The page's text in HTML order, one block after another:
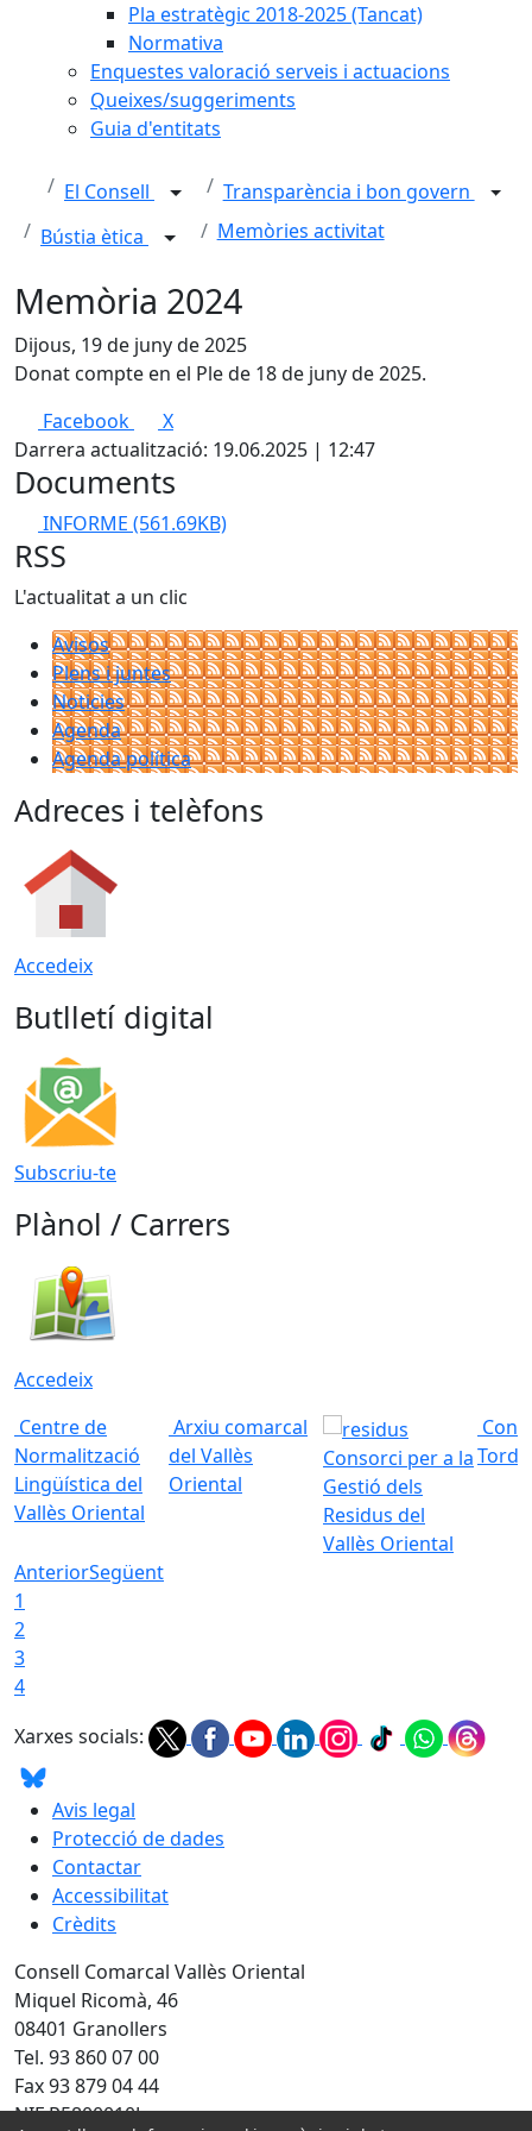
Pla estratègic 2018-2025 (Tancat)
Normativa
Enquestes valoració serveis i actuacions
Queixes/suggeriments
Guia d'entitats
El Consell
Transparència i bon govern
Bústia ètica
Memòries activitat
Memòria 2024
Dijous, 19 de juny de 2025
Donat compte en el Ple de 18 de juny de 2025.
Facebook
X
Darrera actualització: 19.06.2025 | 12:47
Documents
INFORME (561.69KB)
RSS
L'actualitat a un clic
Avisos
Plens i juntes
Noticies
Agenda
Agenda política
Adreces i telèfons
Accedeix
Butlletí digital
Subscriu-te
Plànol / Carrers
Accedeix
Centre de
Normalització
Lingüística del
Vallès Oriental
Arxiu comarcal
del Vallès
Oriental
Consorci per a la
Gestió dels
Residus del
Vallès Oriental
AnteriorSegüent
1
2
3
4
Xarxes socials:
Avis legal
Protecció de dades
Contactar
Accessibilitat
Crèdits
Consell Comarcal Vallès Oriental
Miquel Ricomà, 46
08401 Granollers
Tel. 93 860 07 00
Fax 93 879 04 44
NIF P5800010J